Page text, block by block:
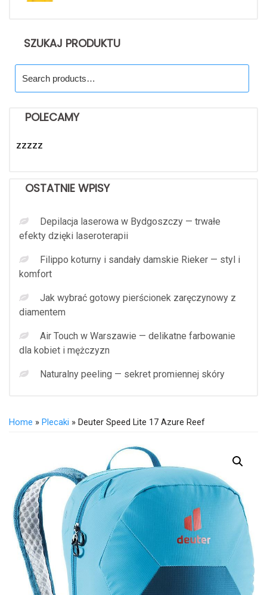
SZUKAJ PRODUKTU
for:
POLECAMY
zzzzz
OSTATNIE WPISY
Depilacja laserowa w Bydgoszczy — trwałe
efekty dzięki laseroterapii
Filippo koturny i sandały damskie Rieker — styl i
komfort
Jak wybrać gotowy pierścionek zaręczynowy z
diamentem
Air Touch w Warszawie — delikatne farbowanie
dla kobiet i mężczyzn
Naturalny peeling — sekret promiennej skóry
Home » Plecaki » Deuter Speed Lite 17 Azure Reef